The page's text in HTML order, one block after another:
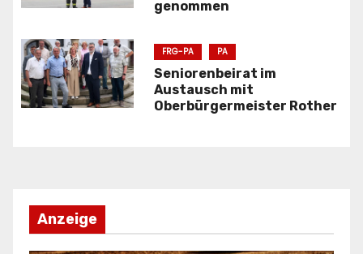
Anzeige
v
i
g
o
genommen
FRG-PA PA
Seniorenbeirat im
Austausch mit
Oberbürgermeister Rother